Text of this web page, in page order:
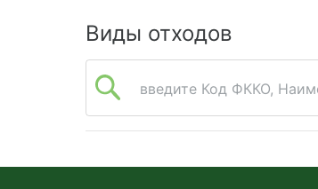
Виды отходов
введите Код ФККО,